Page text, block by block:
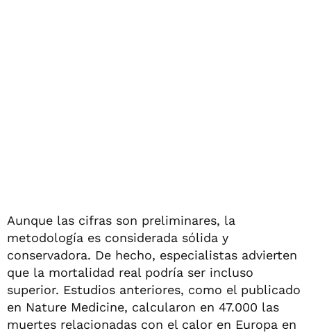
Aunque las cifras son preliminares, la
metodología es considerada sólida y
conservadora. De hecho, especialistas advierten
que la mortalidad real podría ser incluso
superior. Estudios anteriores, como el publicado
en Nature Medicine, calcularon en 47.000 las
muertes relacionadas con el calor en Europa en